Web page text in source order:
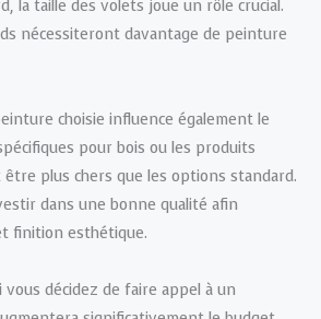
la taille des volets joue un rôle crucial.
nécessiteront davantage de peinture
choisie influence également le
pour bois ou les produits
plus chers que les options standard.
dans une bonne qualité afin
finition esthétique.
vous décidez de faire appel à un